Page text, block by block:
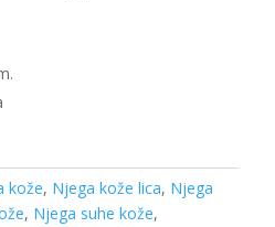
kože, Njega kože lica, Njega
, Njega suhe kože,